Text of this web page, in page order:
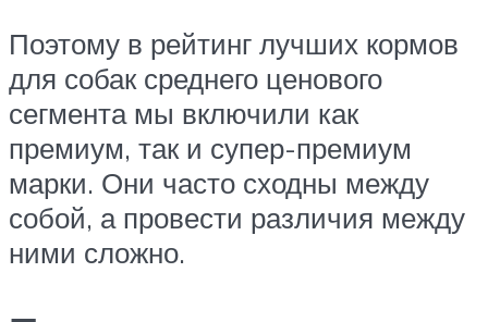
Поэтому в рейтинг лучших кормов
для собак среднего ценового
сегмента мы включили как
премиум, так и супер-премиум
марки. Они часто сходны между
собой, а провести различия между
ними сложно.